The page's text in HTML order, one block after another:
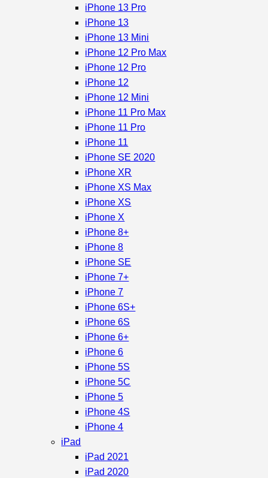
iPhone 13 Pro
iPhone 13
iPhone 13 Mini
iPhone 12 Pro Max
iPhone 12 Pro
iPhone 12
iPhone 12 Mini
iPhone 11 Pro Max
iPhone 11 Pro
iPhone 11
iPhone SE 2020
iPhone XR
iPhone XS Max
iPhone XS
iPhone X
iPhone 8+
iPhone 8
iPhone SE
iPhone 7+
iPhone 7
iPhone 6S+
iPhone 6S
iPhone 6+
iPhone 6
iPhone 5S
iPhone 5C
iPhone 5
iPhone 4S
iPhone 4
iPad
iPad 2021
iPad 2020